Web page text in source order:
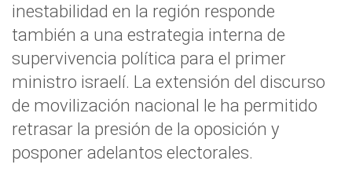
inestabilidad en la región responde
también a una estrategia interna de
supervivencia política para el primer
ministro israelí. La extensión del discurso
de movilización nacional le ha permitido
retrasar la presión de la oposición y
posponer adelantos electorales.